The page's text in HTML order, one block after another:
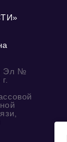
Эл №